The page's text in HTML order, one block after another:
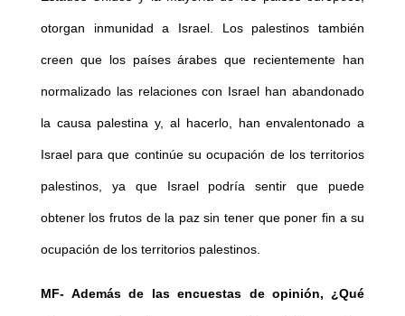
otorgan inmunidad a Israel. Los palestinos también
creen que los países árabes que recientemente han
normalizado las relaciones con Israel han abandonado
la causa palestina y, al hacerlo, han envalentonado a
Israel para que continúe su ocupación de los territorios
palestinos, ya que Israel podría sentir que puede
obtener los frutos de la paz sin tener que poner fin a su
ocupación de los territorios palestinos.
MF- Además de las encuestas de opinión, ¿Qué